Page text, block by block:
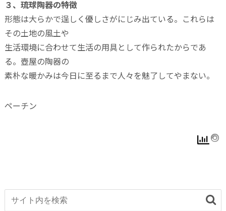
３、琉球陶器の特徴
形態は大らかで逞しく優しさがにじみ出ている。これらは
その土地の風土や
生活環境に合わせて生活の用具として作られたからであ
る。壺屋の陶器の
素朴な暖かみは今日に至るまで人々を魅了してやまない。
ペーチン